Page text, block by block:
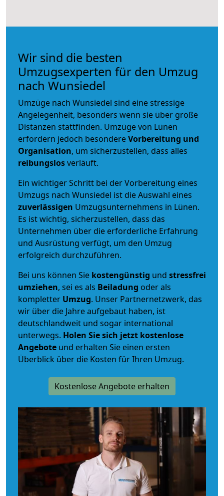
Wir sind die besten
Umzugsexperten für den Umzug
nach Wunsiedel
Umzüge nach Wunsiedel sind eine stressige
Angelegenheit, besonders wenn sie über große
Distanzen stattfinden. Umzüge von Lünen
erfordern jedoch besondereVorbereitung und
Organisation, um sicherzustellen, dass alles
reibungslosverläuft.
Ein wichtiger Schritt bei der Vorbereitung eines
Umzugs nach Wunsiedel ist die Auswahl eines
zuverlässigen Umzugsunternehmens in Lünen.
Es ist wichtig, sicherzustellen, dass das
Unternehmen über die erforderliche Erfahrung
und Ausrüstung verfügt, um den Umzug
erfolgreich durchzuführen.
Bei uns können Sie kostengünstig und stressfrei
umziehen, sei es als Beiladung oder als
kompletter Umzug. Unser Partnernetzwerk, das
wir über die Jahre aufgebaut haben, ist
deutschlandweit und sogar international
unterwegs. Holen Sie sich jetzt kostenlose
Angebote und erhalten Sie einen ersten
Überblick über die Kosten für Ihren Umzug.
Kostenlose Angebote erhalten